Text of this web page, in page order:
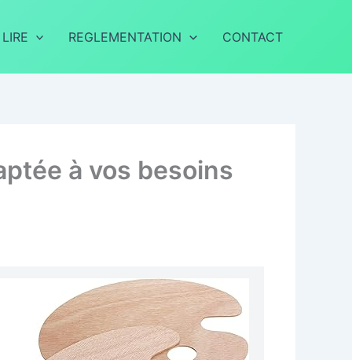
REGLEMENTATION CONTACT
à vos besoins